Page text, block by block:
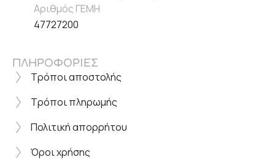
Αριθμός ΓΕΜΗ
47727200
ΠΛΗΡΟΦΟΡΙΕΣ
Τρόποι αποστολής
Τρόποι πληρωμής
Πολιτική απορρήτου
Όροι χρήσης